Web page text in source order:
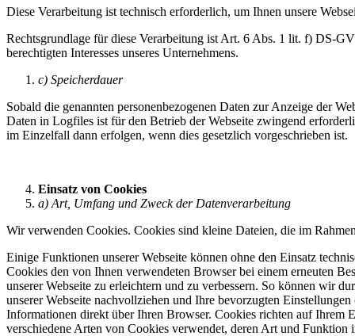
Diese Verarbeitung ist technisch erforderlich, um Ihnen unsere
Rechtsgrundlage für diese Verarbeitung ist Art. 6 Abs. 1 lit. f) DS-
berechtigten Interesses unseres Unternehmens.
c) Speicherdauer
Sobald die genannten personenbezogenen Daten zur Anzeige der
Daten in Logfiles ist für den Betrieb der Webseite zwingend
im Einzelfall dann erfolgen, wenn dies gesetzlich vorgeschrieben ist.
Einsatz von Cookies
a) Art, Umfang und Zweck der Datenverarbeitung
Wir verwenden Cookies. Cookies sind kleine Dateien, die im
Einige Funktionen unserer Webseite können ohne den Einsatz
Cookies den von Ihnen verwendeten Browser bei einem erneuten
unserer Webseite zu erleichtern und zu verbessern. So können wir
unserer Webseite nachvollziehen und Ihre bevorzugten
Informationen direkt über Ihren Browser. Cookies richten auf Ihrem
verschiedene Arten von Cookies verwendet, deren Art und Funktion